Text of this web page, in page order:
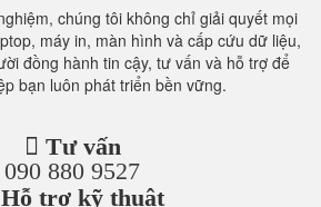
chúng tôi không chỉ giải quyết mọi
máy in, màn hình và cấp cứu dữ liệu,
đồng hành tin cậy, tư vấn và hỗ trợ để
bạn luôn phát triển bền vững.
Tư vấn
090 880 9527
Hỗ trợ kỹ thuật